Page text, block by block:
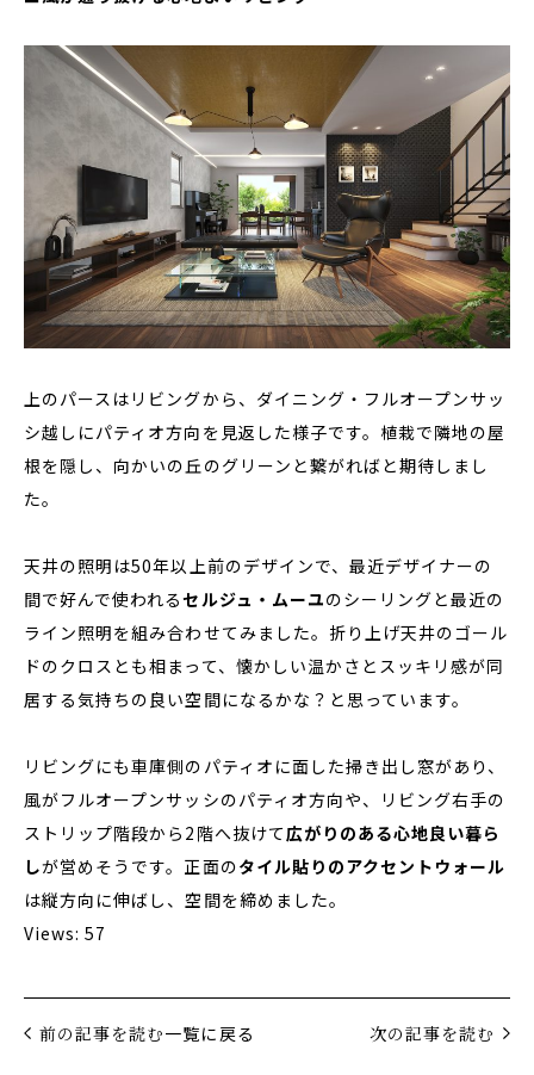
上のパースはリビングから、ダイニング・フルオープンサッ
シ越しにパティオ方向を見返した様子です。植栽で隣地の屋
根を隠し、向かいの丘のグリーンと繋がればと期待しまし
た。
天井の照明は50年以上前のデザインで、最近デザイナーの
間で好んで使われるセルジュ・ムーユのシーリングと最近の
ライン照明を組み合わせてみました。折り上げ天井のゴール
ドのクロスとも相まって、懐かしい温かさとスッキリ感が同
居する気持ちの良い空間になるかな？と思っています。
リビングにも車庫側のパティオに面した掃き出し窓があり、
風がフルオープンサッシのパティオ方向や、リビング右手の
ストリップ階段から2階へ抜けて広がりのある心地良い暮ら
しが営めそうです。正面のタイル貼りのアクセントウォール
は縦方向に伸ばし、空間を締めました。
Views: 57
前の記事を読む一覧に戻る 次の記事を読む